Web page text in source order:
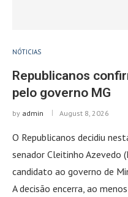
NÓTICIAS
Republicanos
pelo governo MG
by admin August 8, 2026
O Republicanos decidiu
senador Cleitinho Azevedo
candidato ao governo de
A decisão encerra, ao